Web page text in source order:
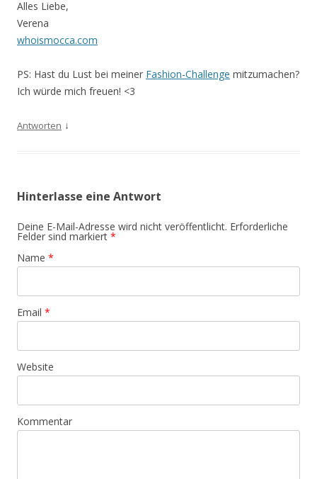
Alles Liebe,
Verena
whoismocca.com
PS: Hast du Lust bei meiner Fashion-Challenge mitzumachen?
Ich würde mich freuen! <3
Antworten ↓
Hinterlasse eine Antwort
Deine E-Mail-Adresse wird nicht veröffentlicht. Erforderliche
Felder sind markiert *
Name *
Email *
Website
Kommentar